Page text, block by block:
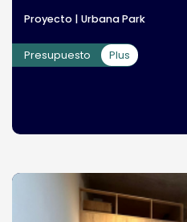
Proyecto | Urbana Park
Presupuesto Plus